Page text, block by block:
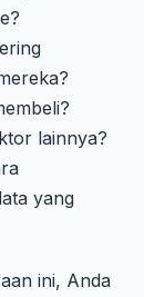
lainnya?
yang
ini, Anda